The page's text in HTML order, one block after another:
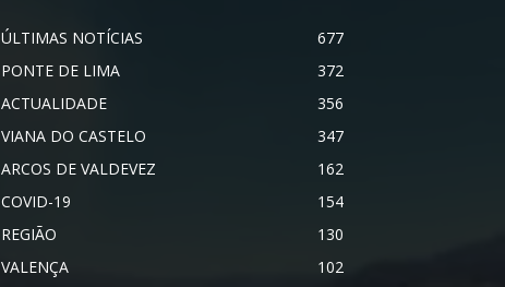
ÚLTIMAS NOTÍCIAS
677
PONTE DE LIMA
372
ACTUALIDADE
356
VIANA DO CASTELO
347
ARCOS DE VALDEVEZ
162
COVID-19
154
REGIÃO
130
VALENÇA
102